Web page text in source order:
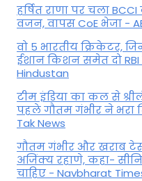
हर्षित राणा पर चला
वजन, वापस CoE भेजा -
वो 5 भारतीय क्रिकेटर,
ईशान किशन समेत दो
Hindustan
टीम इंडिया का कल से
पहले गौतम गंभीर ने भरा
Tak News
गौतम गंभीर और खराब
अजिंक्य रहाणे, कहा-
चाहिए - Navbharat